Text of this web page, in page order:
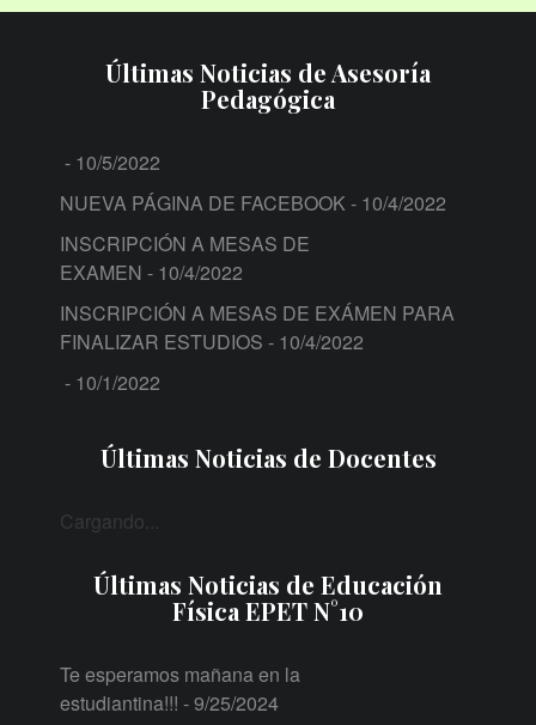
Últimas Noticias de Asesoría
Pedagógica
- 10/5/2022
NUEVA PÁGINA DE FACEBOOK - 10/4/2022
INSCRIPCIÓN A MESAS DE
EXAMEN - 10/4/2022
INSCRIPCIÓN A MESAS DE EXÁMEN PARA
FINALIZAR ESTUDIOS - 10/4/2022
- 10/1/2022
Últimas Noticias de Docentes
Cargando...
Últimas Noticias de Educación
Física EPET N°10
Te esperamos mañana en la
estudiantina!!! - 9/25/2024